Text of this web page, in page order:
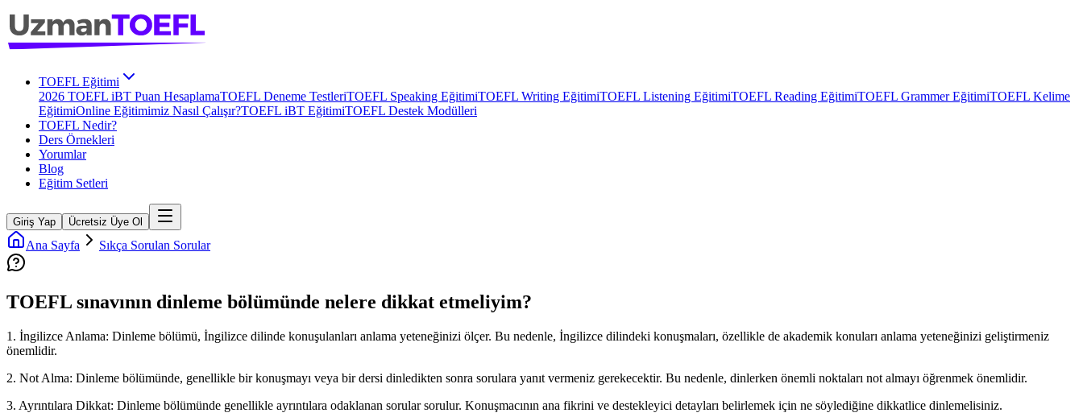
TOEFL Eğitimi
2026 TOEFL iBT Puan HesaplamaTOEFL Deneme TestleriTOEFL Speaking EğitimiTOEFL Writing EğitimiTOEFL Listening EğitimiTOEFL Reading EğitimiTOEFL Grammer EğitimiTOEFL Kelime
EğitimiOnline Eğitimimiz Nasıl Çalışır?TOEFL iBT EğitimiTOEFL Destek Modülleri
TOEFL Nedir?
Ders Örnekleri
Yorumlar
Blog
Eğitim Setleri
Giriş Yap Ücretsiz Üye Ol
Ana Sayfa Sıkça Sorulan Sorular
TOEFL sınavının dinleme bölümünde nelere dikkat etmeliyim?
1. İngilizce Anlama: Dinleme bölümü, İngilizce dilinde konuşulanları anlama yeteneğinizi ölçer. Bu nedenle, İngilizce dilindeki konuşmaları, özellikle de akademik konuları anlama yeteneğinizi geliştirmeniz
önemlidir.
2. Not Alma: Dinleme bölümünde, genellikle bir konuşmayı veya bir dersi dinledikten sonra sorulara yanıt vermeniz gerekecektir. Bu nedenle, dinlerken önemli noktaları not almayı öğrenmek önemlidir.
3. Ayrıntılara Dikkat: Dinleme bölümünde genellikle ayrıntılara odaklanan sorular sorulur. Konuşmacının ana fikrini ve destekleyici detayları belirlemek için ne söylediğine dikkatlice dinlemelisiniz.